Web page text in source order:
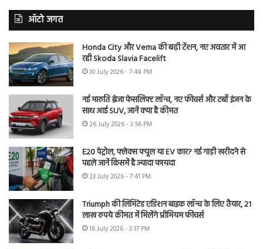
ऑटो जगत
Honda City और Verna की बढ़ी टेंशन, नए अवतार में आ
रही Skoda Slavia Facelift
30 July 2026 - 7:48 PM
नई मारुति ब्रेजा फेसलिफ्ट लॉन्च, नए फीचर्स और टर्बो इंजन के
साथ आई SUV, जानें क्या है कीमत
26 July 2026 - 3:56 PM
E20 पेट्रोल, फ्लेक्स फ्यूल या EV कार? नई गाड़ी खरीदने से
पहले जानें किसमें है ज्यादा फायदा
23 July 2026 - 7:41 PM
Triumph की लिमिटेड एडिशन बाइक लॉन्च के लिए तैयार, 21
लाख रुपये कीमत में मिलेंगे प्रीमियम फीचर्स
16 July 2026 - 3:17 PM